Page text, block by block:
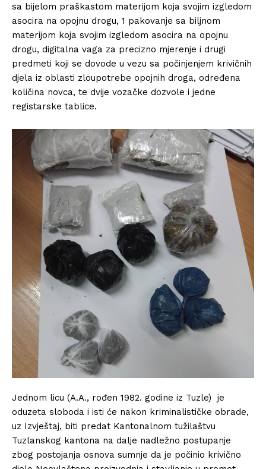
sa bijelom praškastom materijom koja svojim izgledom
asocira na opojnu drogu, 1 pakovanje sa biljnom
materijom koja svojim izgledom asocira na opojnu
drogu, digitalna vaga za precizno mjerenje i drugi
predmeti koji se dovode u vezu sa počinjenjem krivičnih
djela iz oblasti zloupotrebe opojnih droga, određena
količina novca, te dvije vozačke dozvole i jedne
registarske tablice.
Jednom licu (A.A., rođen 1982. godine iz Tuzle) je
oduzeta sloboda i isti će nakon kriminalističke obrade,
uz Izvještaj, biti predat Kantonalnom tužilaštvu
Tuzlanskog kantona na dalje nadležno postupanje
zbog postojanja osnova sumnje da je počinio krivično